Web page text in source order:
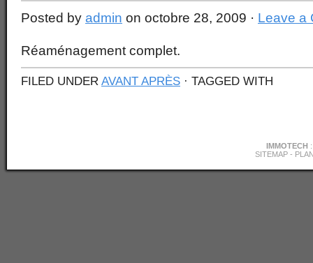
Posted by admin on octobre 28, 2009 · Leave a
Réaménagement complet.
FILED UNDER AVANT APRÈS · TAGGED WITH
IMMOTECH
SITEMAP -